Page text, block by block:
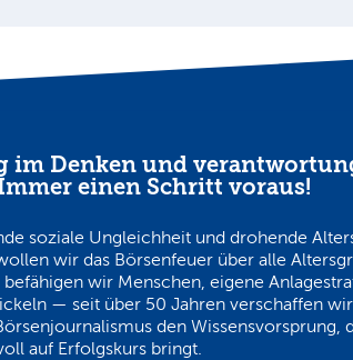
im Denken und
einen Schritt voraus!
soziale Ungleichheit und drohende
wir das Börsenfeuer über alle
wir Menschen, eigene
— seit über 50 Jahren verschaffen
den Wissensvorsprung,
auf Erfolgskurs bringt.